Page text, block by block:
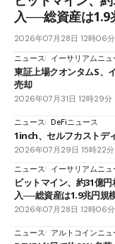
入──総資産は1.9
2026年07月28日 12時06分
ニュース
イーサリアムニュ
東証上場クオンタムS、
売却
2026年07月31日 12時29分
ニュース DeFiニュース
1inch、セルフカストデ
2026年07月29日 15時22分
ニュース
イーサリアムニュ
ビットマイン、約31億
入──総資産は1.9兆円規
2026年07月28日 12時06分
ニュース アルトコインニュ